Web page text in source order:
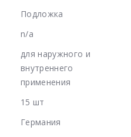
Подложка
n/a
для наружного и
внутреннего
применения
15 шт
Германия